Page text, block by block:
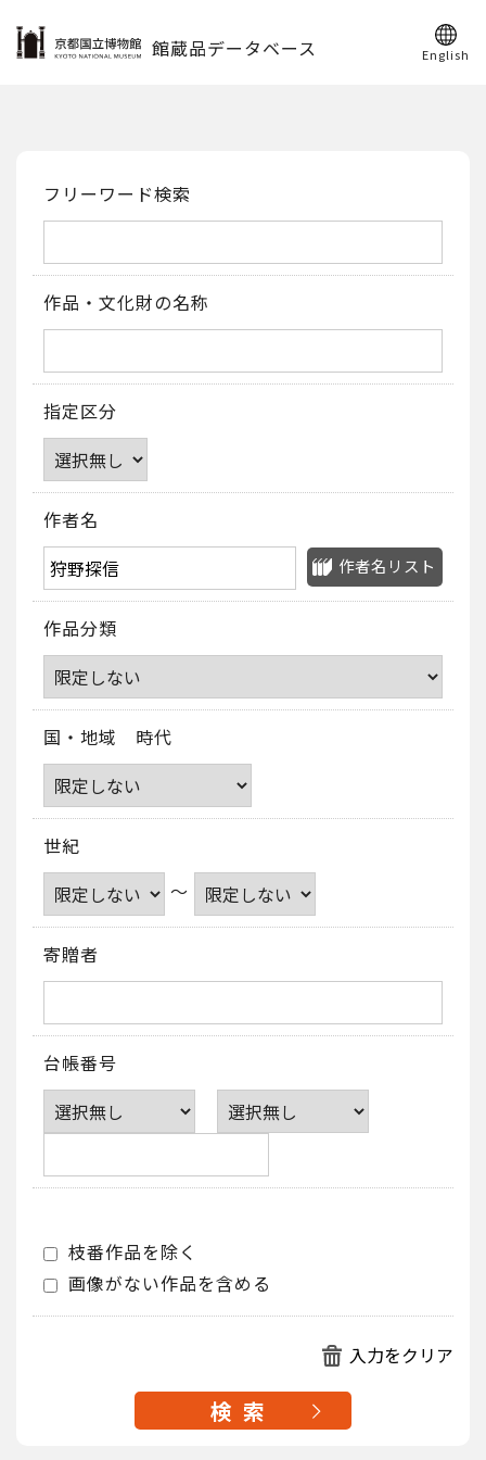
館蔵品データベース English
フリーワード検索
作品・文化財の名称
指定区分
作者名
作者名リスト
作品分類
国・地域 時代
世紀
～
寄贈者
台帳番号
枝番作品を除く
画像がない作品を含める